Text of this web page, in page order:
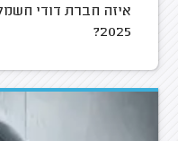
איזה חברת דודי
2025?